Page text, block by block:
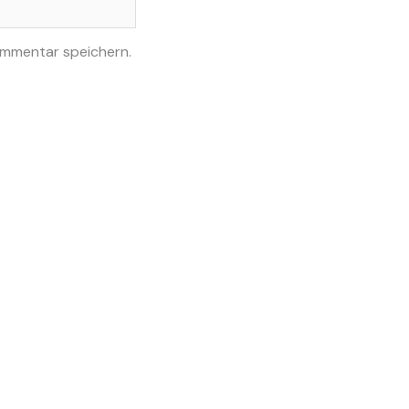
speichern.